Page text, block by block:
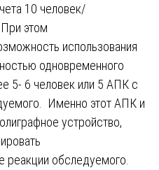
10 человек/
этом
использования
одновременного
5- 6 человек или 5 АПК с
Именно этот АПК и
устройство,
реакции обследуемого.